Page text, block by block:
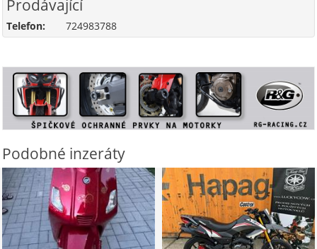
Prodávající
Telefon: 724983788
Podobné inzeráty